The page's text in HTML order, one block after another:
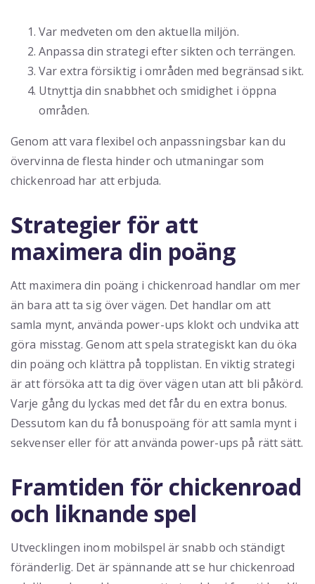
Var medveten om den aktuella miljön.
Anpassa din strategi efter sikten och terrängen.
Var extra försiktig i områden med begränsad sikt.
Utnyttja din snabbhet och smidighet i öppna
områden.
Genom att vara flexibel och anpassningsbar kan du
övervinna de flesta hinder och utmaningar som
chickenroad har att erbjuda.
Strategier för att
maximera din poäng
Att maximera din poäng i chickenroad handlar om mer
än bara att ta sig över vägen. Det handlar om att
samla mynt, använda power-ups klokt och undvika att
göra misstag. Genom att spela strategiskt kan du öka
din poäng och klättra på topplistan. En viktig strategi
är att försöka att ta dig över vägen utan att bli påkörd.
Varje gång du lyckas med det får du en extra bonus.
Dessutom kan du få bonuspoäng för att samla mynt i
sekvenser eller för att använda power-ups på rätt sätt.
Framtiden för chickenroad
och liknande spel
Utvecklingen inom mobilspel är snabb och ständigt
föränderlig. Det är spännande att se hur chickenroad